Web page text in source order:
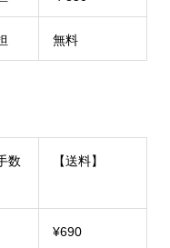
無料
数
【送料】
¥690